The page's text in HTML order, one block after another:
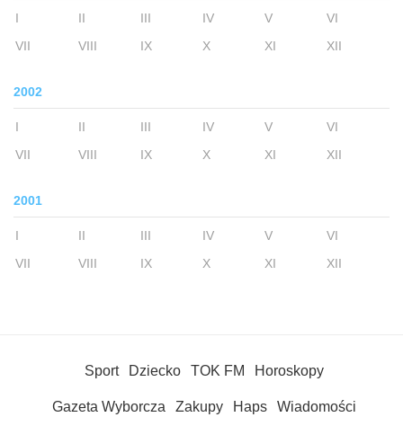
I II III IV V
VI
VII
VIII IX X XI XII
2002
I II III IV V
VI
VII
VIII IX X XI XII
2001
I II III IV V
VI
VII
VIII IX X XI XII
Sport Dziecko TOK FM Horoskopy
Gazeta Wyborcza Zakupy Haps Wiadomości